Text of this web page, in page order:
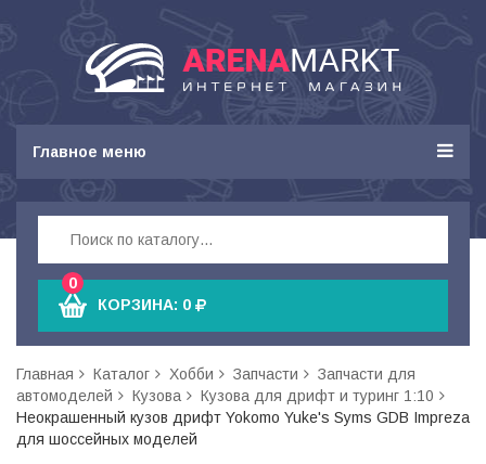
Главное меню
0
КОРЗИНА: 0
Главная Каталог Хобби Запчасти
Запчасти для
автомоделей
Кузова
Кузова для дрифт и туринг 1:10
Неокрашенный кузов дрифт Yokomo Yuke's Syms GDB Impreza
для шоссейных моделей